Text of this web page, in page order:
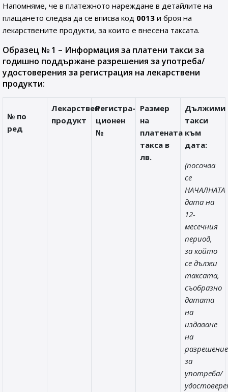
Напомняме, че в платежното нареждане в детайлите на
плащането следва да се вписва код 0013 и броя на
лекарствените продукти, за които е внесена таксата.
Образец № 1 – Информация за платени такси за
годишно поддържане разрешения за употреба/
удостоверения за регистрация на лекарствени
продукти:
№ по
ред
Лекарствен
продукт
Регистра-
ционен
№
Размер
на
платената
такса в
лв.
Дължими
такси
към
дата:
(посочва
се
НАЧАЛНАТА
дата на
12-
месечния
период,
за който
се дължи
таксата,
съобразно
датата
на
издаване
на
за
употреба/